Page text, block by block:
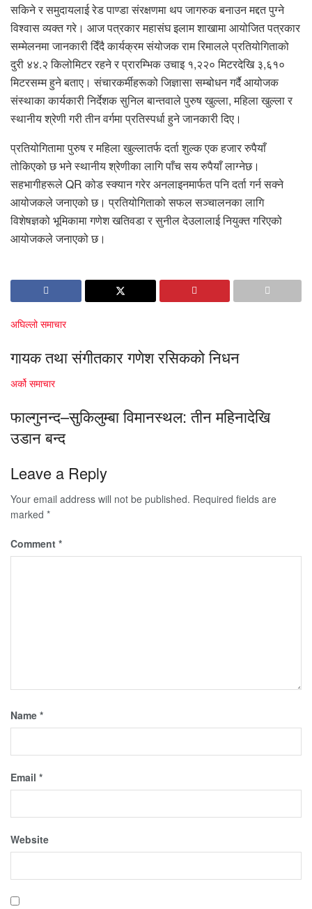
सकिने र समुदायलाई रेड पाण्डा संरक्षणमा थप जागरुक बनाउन मद्दत पुग्ने
विश्वास व्यक्त गरे। आज पत्रकार महासंघ इलाम शाखामा आयोजित पत्रकार
सम्मेलनमा जानकारी दिँदै कार्यक्रम संयोजक राम रिमालले प्रतियोगिताको
दुरी ४४.२ किलोमिटर रहने र प्रारम्भिक उचाइ १,२२० मिटरदेखि ३,६१०
मिटरसम्म हुने बताए। संचारकर्मीहरूको जिज्ञासा सम्बोधन गर्दै आयोजक
संस्थाका कार्यकारी निर्देशक सुनिल बान्तवाले पुरुष खुल्ला, महिला खुल्ला र
स्थानीय श्रेणी गरी तीन वर्गमा प्रतिस्पर्धा हुने जानकारी दिए।
प्रतियोगितामा पुरुष र महिला खुल्लातर्फ दर्ता शुल्क एक हजार रुपैयाँ
तोकिएको छ भने स्थानीय श्रेणीका लागि पाँच सय रुपैयाँ लाग्नेछ।
सहभागीहरूले QR कोड स्क्यान गरेर अनलाइनमार्फत पनि दर्ता गर्न सक्ने
आयोजकले जनाएको छ। प्रतियोगिताको सफल सञ्चालनका लागि
विशेषज्ञको भूमिकामा गणेश खतिवडा र सुनील देउलालाई नियुक्त गरिएको
आयोजकले जनाएको छ।
अघिल्लो समाचार
गायक तथा संगीतकार गणेश रसिकको निधन
अर्को समाचार
फाल्गुनन्द–सुकिलुम्बा विमानस्थल: तीन महिनादेखि
उडान बन्द
Leave a Reply
Your email address will not be published. Required fields are
marked *
Comment *
Name *
Email *
Website